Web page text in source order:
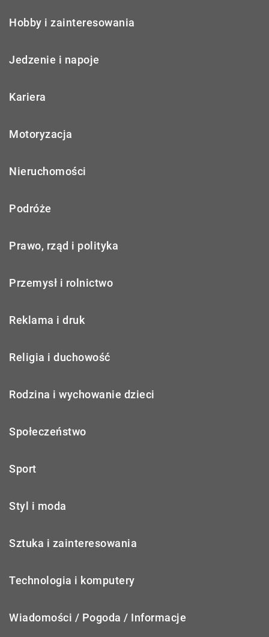
Hobby i zainteresowania
Jedzenie i napoje
Kariera
Motoryzacja
Nieruchomości
Podróże
Prawo, rząd i polityka
Przemysł i rolnictwo
Reklama i druk
Religia i duchowość
Rodzina i wychowanie dzieci
Społeczeństwo
Sport
Styl i moda
Sztuka i zainteresowania
Technologia i komputery
Wiadomości / Pogoda / Informacje